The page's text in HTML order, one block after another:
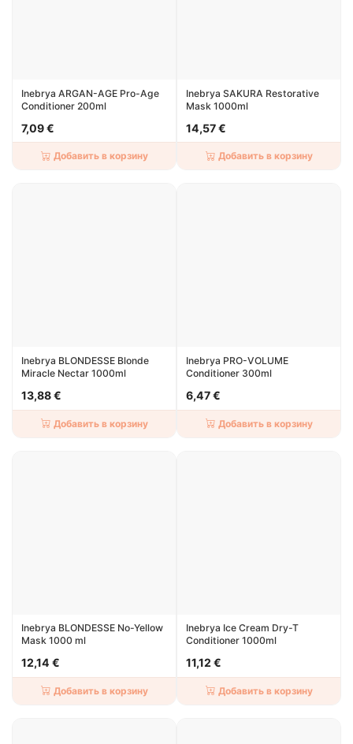
Inebrya ARGAN-AGE Pro-Age
Conditioner 200ml
7,09 €
Добавить в корзину
Inebrya SAKURA Restorative
Mask 1000ml
14,57 €
Добавить в корзину
Inebrya BLONDESSE Blonde
Miracle Nectar 1000ml
13,88 €
Добавить в корзину
Inebrya PRO-VOLUME
Conditioner 300ml
6,47 €
Добавить в корзину
Inebrya BLONDESSE No-Yellow
Mask 1000 ml
12,14 €
Добавить в корзину
Inebrya Ice Cream Dry-T
Conditioner 1000ml
11,12 €
Добавить в корзину